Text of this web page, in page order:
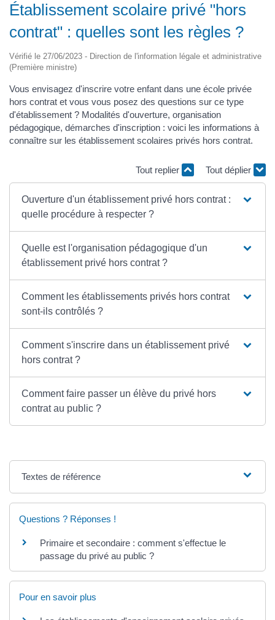
Établissement scolaire privé "hors
contrat" : quelles sont les règles ?
Vérifié le 27/06/2023 - Direction de l'information légale et administrative
(Première ministre)
Vous envisagez d'inscrire votre enfant dans une école privée
hors contrat et vous vous posez des questions sur ce type
d'établissement ? Modalités d'ouverture, organisation
pédagogique, démarches d'inscription : voici les informations à
connaître sur les établissement scolaires privés hors contrat.
Tout replier Tout déplier
Ouverture d'un établissement privé hors contrat :
quelle procédure à respecter ?
Quelle est l'organisation pédagogique d'un
établissement privé hors contrat ?
Comment les établissements privés hors contrat
sont-ils contrôlés ?
Comment s'inscrire dans un établissement privé
hors contrat ?
Comment faire passer un élève du privé hors
contrat au public ?
Textes de référence
Questions ? Réponses !
Primaire et secondaire : comment s'effectue le
passage du privé au public ?
Pour en savoir plus